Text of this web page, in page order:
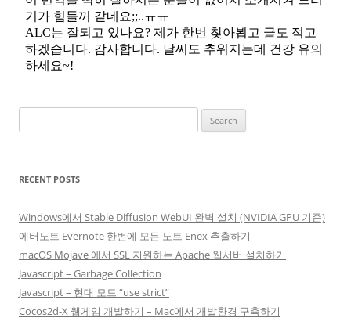
for:
RECENT POSTS
Windows에서 Stable Diffusion WebUI 완벽 설치 (NVIDIA GPU 기준)
에버노트 Evernote 한번에 모든 노트 Enex 추출하기
macOS Mojave 에서 SSL 지원하는 Apache 웹서버 설치하기
Javascript – Garbage Collection
Javascript – 현대 모드 “use strict”
Cocos2d-X 웹게임 개발하기 – Mac에서 개발환경 구축하기